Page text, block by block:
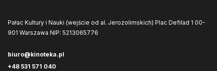
Pałac Kultury i Nauki (wejście od al. Jerozolimskich) Plac Defilad 1 00-
901 Warszawa NIP: 5213065776
biuro@kinoteka.pl
+48 531 571 040